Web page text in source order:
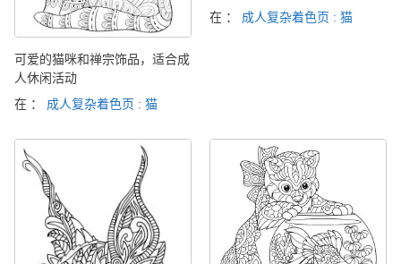
可爱的猫咪和禅宗饰品，适合成
人休闲活动
在 ： 成人复杂着色页 : 猫
在 ： 成人复杂着色页 : 猫